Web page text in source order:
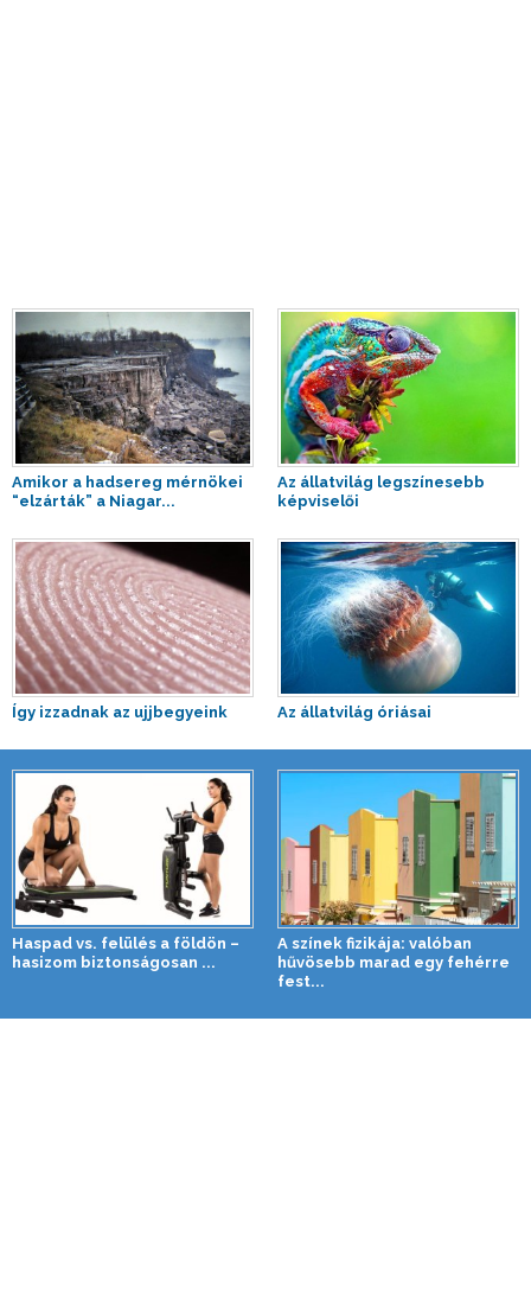
Amikor a hadsereg mérnökei
“elzárták” a Niagar...
Az állatvilág legszínesebb
képviselői
Így izzadnak az ujjbegyeink Az állatvilág óriásai
Haspad vs. felülés a földön –
hasizom biztonságosan ...
A színek fizikája: valóban
hűvösebb marad egy fehérre
fest...